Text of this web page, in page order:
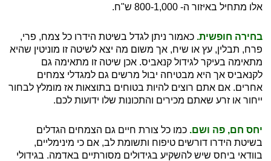
אלו מתחיל באיזור ה- 800-1,000 ש"ח.
בחירה חופשית. כאמור ניתן לגדל בשיטת הידרו כל צמח, פרי,
פרח, תבלין, עץ או שיח, אך משום מה יצא לשיטה זו מוניטין שהיא
מתאימה בעיקר לגידול קנאביס. אכן שיטה זו מתאימה גם
לקנאביס אך היא מבטיחה יבול מרשים גם למגדלי צמחים
אחרים. אם אתם רוצים להיות בטוחים בתוצאות אז מומלץ לבחור
ייחור או זרע שאתם מכירים והתכונות שלו ידועות לכם.
יחס חם, פה ושם. כמו כל צורת חיים גם הצמחים הגדלים
בשיטת הידרו דורשים טיפוח ותשומת לב, אם כי מינימליים,
בוודאי ביחס שיש להשקיע בגידולים מסורתיים באדמה. בגידולי